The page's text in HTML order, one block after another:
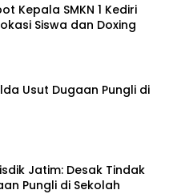
Kepala SMKN 1 Kediri
Siswa dan Doxing
Usut Dugaan Pungli di
Jatim: Desak Tindak
Pungli di Sekolah